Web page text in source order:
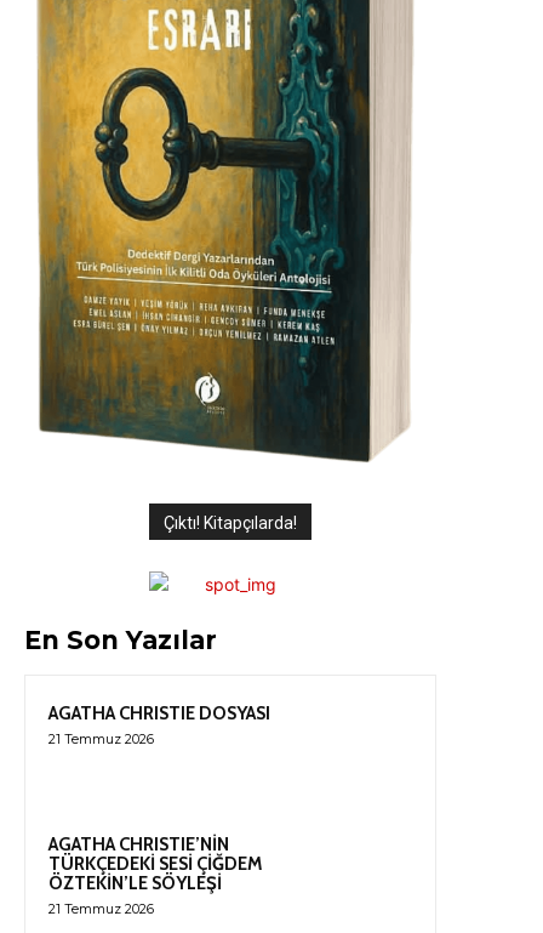
Çıktı! Kitapçılarda!
En Son Yazılar
AGATHA CHRISTIE DOSYASI
21 Temmuz 2026
AGATHA CHRISTIE’NİN
TÜRKÇEDEKİ SESİ ÇİĞDEM
ÖZTEKİN’LE SÖYLEŞİ
21 Temmuz 2026